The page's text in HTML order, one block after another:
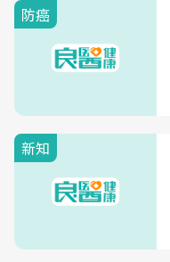
防癌
新知